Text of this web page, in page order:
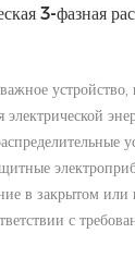
3-фазная
устройство,
в закрытом
с